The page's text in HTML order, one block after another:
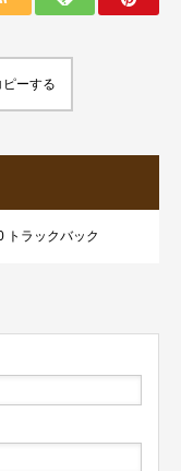
ーする
トラックバック